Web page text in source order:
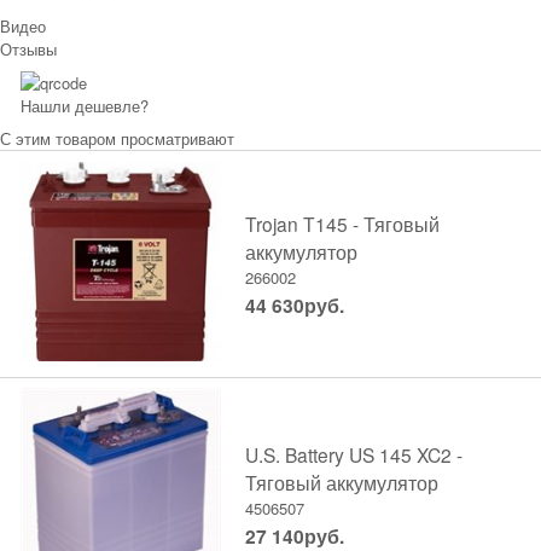
Видео
Отзывы
Нашли дешевле?
С этим товаром просматривают
Trojan T145 - Тяговый
аккумулятор
266002
44 630руб.
U.S. Battery US 145 XC2 -
Тяговый аккумулятор
4506507
27 140руб.